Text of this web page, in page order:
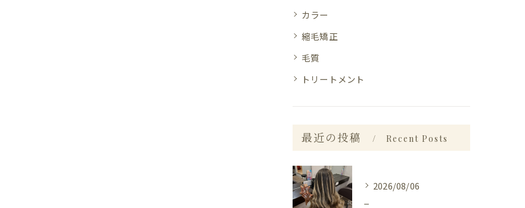
カラー
縮毛矯正
毛質
トリートメント
最近の投稿 Recent Posts
2026/08/06